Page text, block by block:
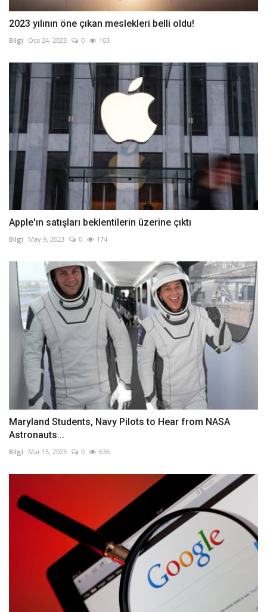
2023 yılının öne çıkan meslekleri belli oldu!
Bilgi Oca 24, 2023 0 103
Apple'ın satışları beklentilerin üzerine çıktı
Bilgi May 9, 2023 0 174
Maryland Students, Navy Pilots to Hear from NASA
Astronauts...
Bilgi Mar 15, 2023 0 636